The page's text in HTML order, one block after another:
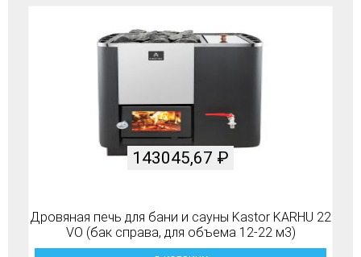
Дровяная печь для бани и сауны Kastor KARHU 22
VO (бак справа, для объема 12-22 м3)
143045,67 ₽